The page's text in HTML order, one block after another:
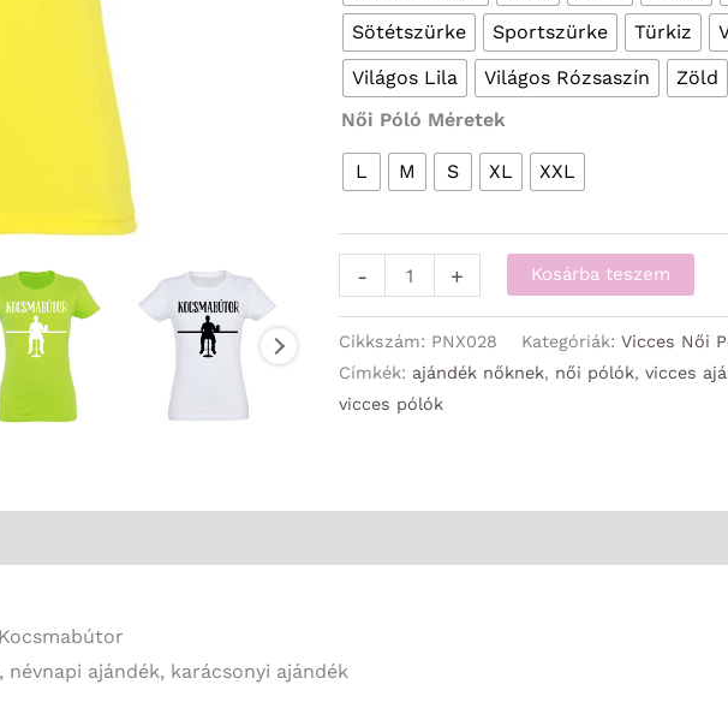
Sötétszürke
Sportszürke Türkiz
Világos Lila
Világos Rózsaszín Zöld
Női Póló Méretek
L M S XL XXL
-
-
Női
Pólók
-
+ Kosárba teszem
Cikkszám: PNX028 Kategóriák: Vicces Női
Címkék: ajándék nőknek, női pólók, vicces
vicces pólók
ajándék, karácsonyi ajándék